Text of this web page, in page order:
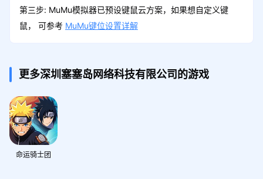
第三步: MuMu模拟器已预设键鼠云方案，如果想自定义键
鼠， 可参考 MuMu键位设置详解
更多深圳塞塞岛网络科技有限公司​的游戏
命运骑士团